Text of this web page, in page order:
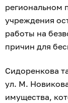
региональном
учреждения
работы на
причин для
Сидоренкова
ул. М.
имущества,